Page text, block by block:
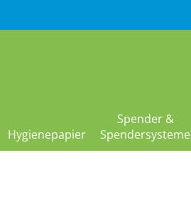
Hygienepapier
Spender &
Spendersysteme